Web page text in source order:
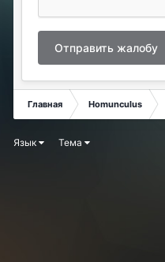
Отправить жалобу
Главная Homunculus
Язык Тема